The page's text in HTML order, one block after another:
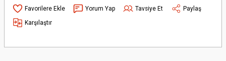
Yorum Yap Tavsiye Et
Paylaş
Karşılaştır